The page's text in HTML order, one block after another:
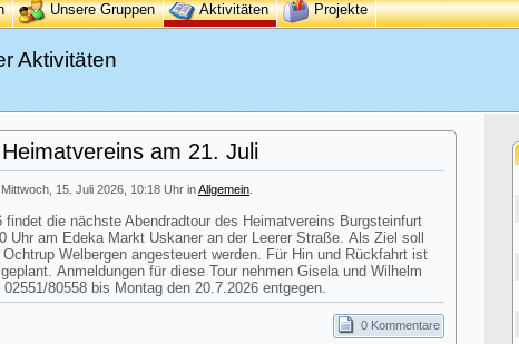
Unsere Gruppen Aktivitäten Projekte
Aktivitäten
am 21. Juli
, Mittwoch, 15. Juli 2026, 10:18 Uhr inAllgemein
die nächste Abendradtour des Heimatvereins Burgsteinfurt
am Edeka Markt Uskaner an der Leerer Straße. Als Ziel soll
Welbergen angesteuert werden. Für Hin und Rückfahrt ist
Anmeldungen für diese Tour nehmen Gisela und Wilhelm
80558 bis Montag den 20.7.2026 entgegen.
0 Kommentare